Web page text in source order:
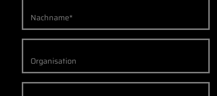
Nachname*
Organisation